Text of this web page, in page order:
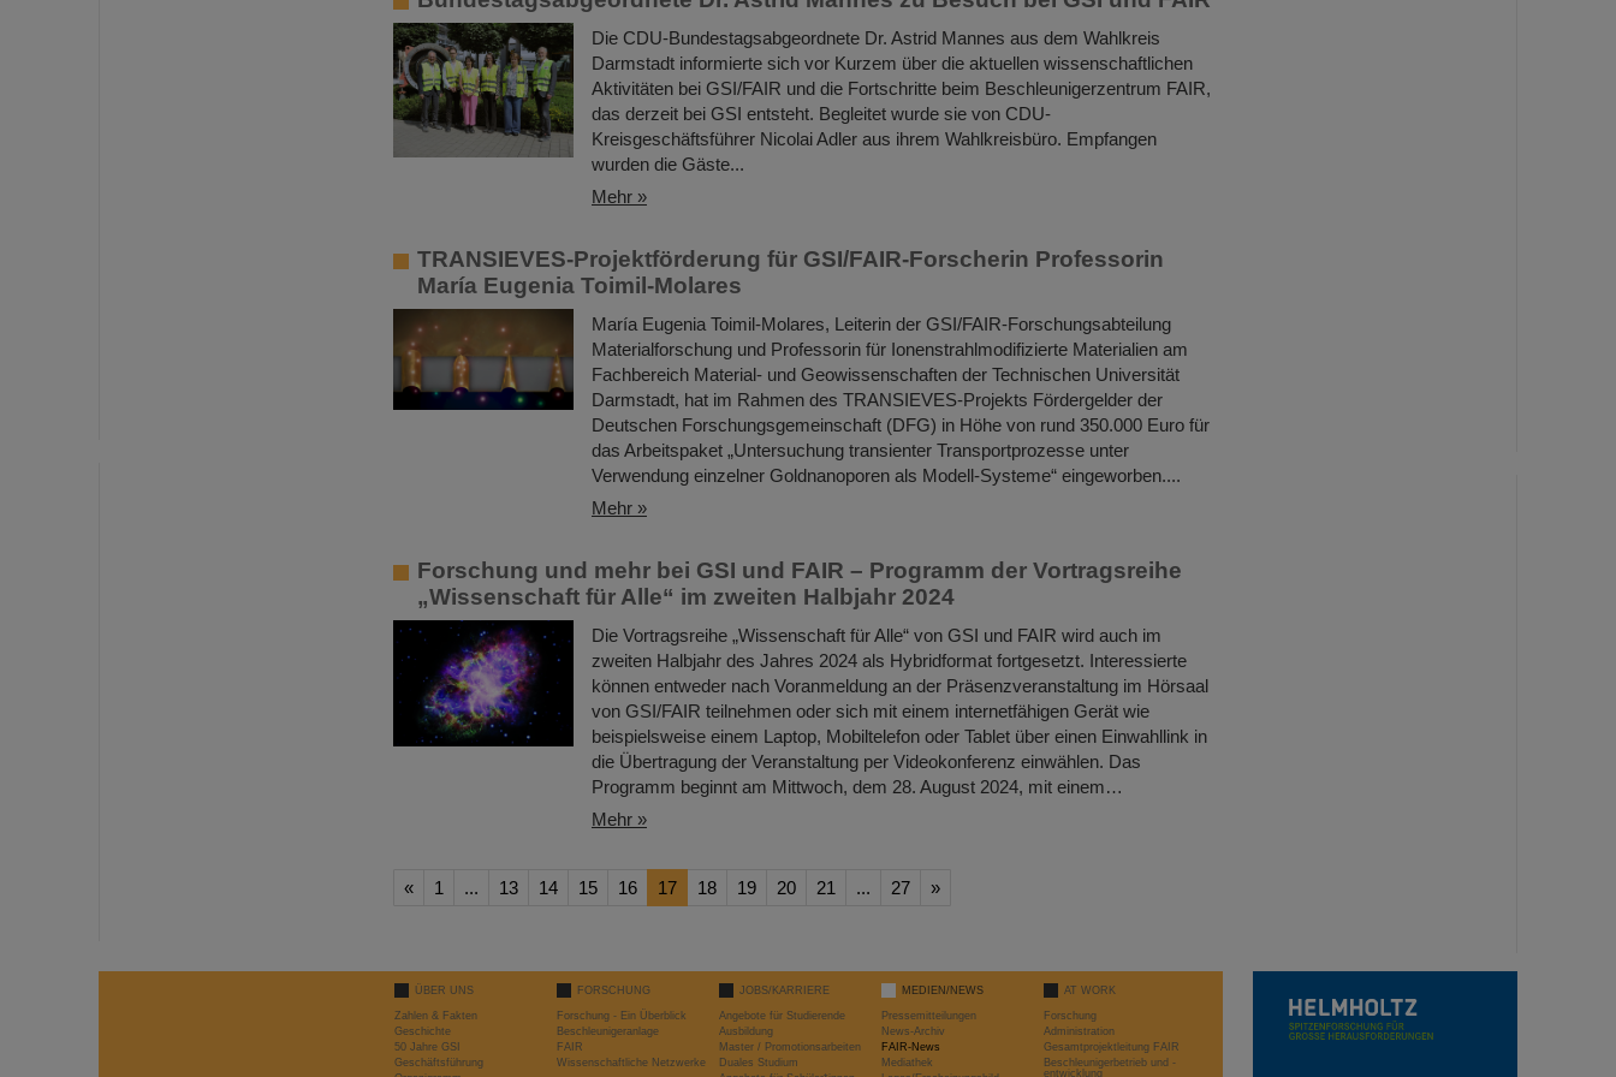
Die CDU-Bundestagsabgeordnete Dr. Astrid Mannes aus dem Wahlkreis
Darmstadt informierte sich vor Kurzem über die aktuellen wissenschaftlichen
Aktivitäten bei GSI/FAIR und die Fortschritte beim Beschleunigerzentrum FAIR,
das derzeit bei GSI entsteht. Begleitet wurde sie von CDU-
Kreisgeschäftsführer Nicolai Adler aus ihrem Wahlkreisbüro. Empfangen
wurden die Gäste...
Mehr »
TRANSIEVES-Projektförderung für GSI/FAIR-Forscherin Professorin
María Eugenia Toimil-Molares
María Eugenia Toimil-Molares, Leiterin der GSI/FAIR-Forschungsabteilung
Materialforschung und Professorin für Ionenstrahlmodifizierte Materialien am
Fachbereich Material- und Geowissenschaften der Technischen Universität
Darmstadt, hat im Rahmen des TRANSIEVES-Projekts Fördergelder der
Deutschen Forschungsgemeinschaft (DFG) in Höhe von rund 350.000 Euro für
das Arbeitspaket „Untersuchung transienter Transportprozesse unter
Verwendung einzelner Goldnanoporen als Modell-Systeme“ eingeworben....
Mehr »
Forschung und mehr bei GSI und FAIR – Programm der Vortragsreihe
„Wissenschaft für Alle“ im zweiten Halbjahr 2024
Die Vortragsreihe „Wissenschaft für Alle“ von GSI und FAIR wird auch im
zweiten Halbjahr des Jahres 2024 als Hybridformat fortgesetzt. Interessierte
können entweder nach Voranmeldung an der Präsenzveranstaltung im Hörsaal
von GSI/FAIR teilnehmen oder sich mit einem internetfähigen Gerät wie
beispielsweise einem Laptop, Mobiltelefon oder Tablet über einen Einwahllink in
die Übertragung der Veranstaltung per Videokonferenz einwählen. Das
Programm beginnt am Mittwoch, dem 28. August 2024, mit einem…
Mehr »
« 1 ... 13 14 15 16 17 18 19 20 21 ... 27 »
ÜBER UNS
Zahlen & Fakten
Geschichte
50 Jahre GSI
Geschäftsführung
FORSCHUNG
Forschung - Ein Überblick
Beschleunigeranlage
FAIR
Wissenschaftliche Netzwerke
JOBS/KARRIERE
Angebote für Studierende
Ausbildung
Master / Promotionsarbeiten
Duales Studium
MEDIEN/NEWS
Pressemitteilungen
News-Archiv
FAIR-News
Mediathek
AT WORK
Forschung
Administration
Gesamtprojektleitung FAIR
Beschleunigerbetrieb und -
entwicklung